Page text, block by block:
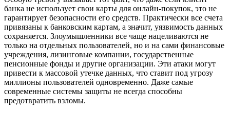
банка не использует свои карты для онлайн-покупок, это не
гарантирует безопасности его средств. Практически все счета
привязаны к банковским картам, а значит, уязвимость данных
сохраняется. Злоумышленники все чаще нацеливаются не
только на отдельных пользователей, но и на сами финансовые
учреждения, лизинговые компании, государственные
пенсионные фонды и другие организации. Эти атаки могут
привести к массовой утечке данных, что ставит под угрозу
миллионы пользователей одновременно. Даже самые
современные системы защиты не всегда способны
предотвратить взломы.